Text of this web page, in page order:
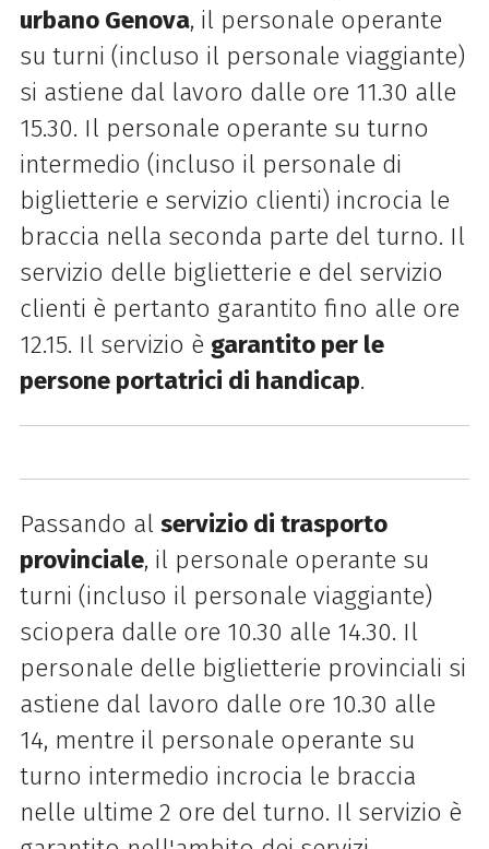
urbano Genova, il personale operante
su turni (incluso il personale viaggiante)
si astiene dal lavoro dalle ore 11.30 alle
15.30. Il personale operante su turno
intermedio (incluso il personale di
biglietterie e servizio clienti) incrocia le
braccia nella seconda parte del turno. Il
servizio delle biglietterie e del servizio
clienti è pertanto garantito fino alle ore
12.15. Il servizio è garantito per le
persone portatrici di handicap.
Passando al servizio di trasporto
provinciale, il personale operante su
turni (incluso il personale viaggiante)
sciopera dalle ore 10.30 alle 14.30. Il
personale delle biglietterie provinciali si
astiene dal lavoro dalle ore 10.30 alle
14, mentre il personale operante su
turno intermedio incrocia le braccia
nelle ultime 2 ore del turno. Il servizio è